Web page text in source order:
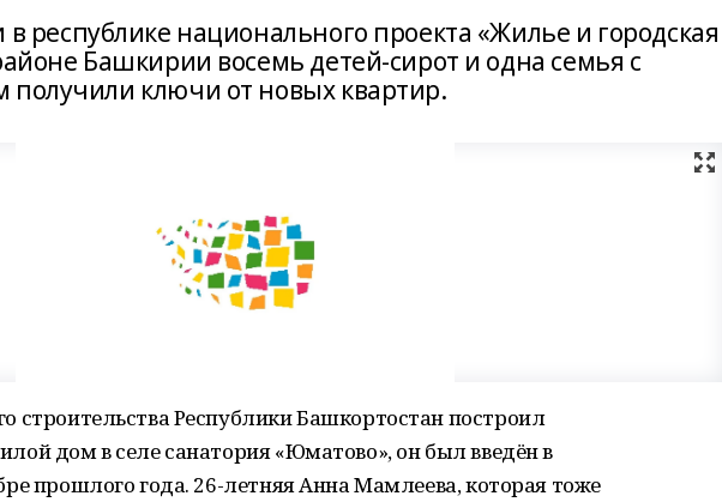
республике национального проекта «Жилье и городская
Башкирии восемь детей-сирот и одна семья с
получили ключи от новых квартир.
строительства Республики Башкортостан построил
дом в селе санатория «Юматово», он был введён в
прошлого года. 26-летняя Анна Мамлеева, которая тоже